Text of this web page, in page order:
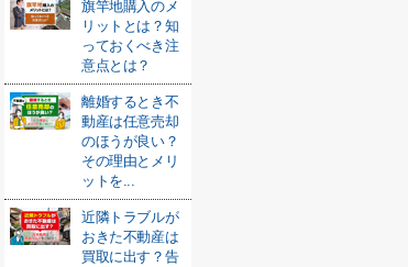
旗竿地購入のメ
リットとは？知
っておくべき注
意点とは？
離婚するとき不
動産は任意売却
のほうが良い？
その理由とメリ
ットを...
近隣トラブルが
おきた不動産は
買取に出す？告